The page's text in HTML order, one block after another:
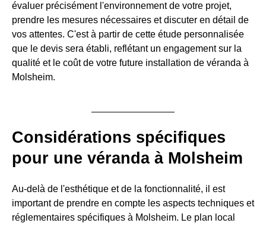
évaluer précisément l'environnement de votre projet,
prendre les mesures nécessaires et discuter en détail de
vos attentes. C'est à partir de cette étude personnalisée
que le devis sera établi, reflétant un engagement sur la
qualité et le coût de votre future installation de véranda à
Molsheim.
Considérations spécifiques
pour une véranda à Molsheim
Au-delà de l'esthétique et de la fonctionnalité, il est
important de prendre en compte les aspects techniques et
réglementaires spécifiques à Molsheim. Le plan local